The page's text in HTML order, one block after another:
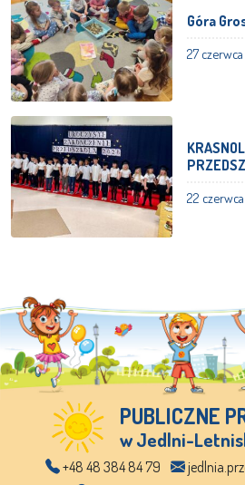
Góra
27
22
PUBLICZNE
w Jedlni-
+48 48 384 84 79